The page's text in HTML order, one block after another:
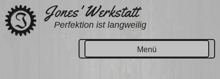
Zum
Inhalt
springen
Jones' Werkstatt
Perfektion ist langweilig
Menü